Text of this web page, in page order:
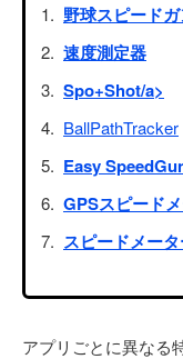
野球スピードガ
速度測定器
Spo+Shot/a>
BallPathTracker
Easy
GPSスピード
スピードメー
アプリごとに異なる